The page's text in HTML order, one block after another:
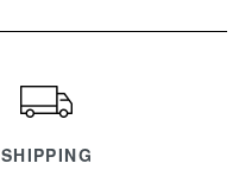
SHIPPING